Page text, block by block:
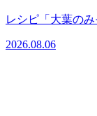
レシピ「大葉のみ
2026.08.06